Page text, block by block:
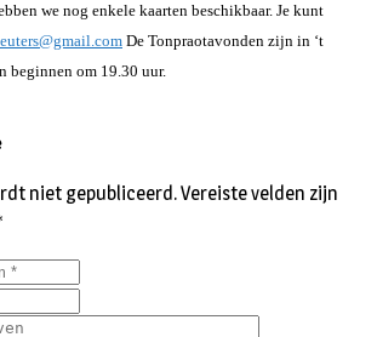
we nog enkele kaarten beschikbaar. Je kunt
De Tonpraotavonden zijn in ‘t
beginnen om 19.30 uur.
niet gepubliceerd.Vereiste velden zijn